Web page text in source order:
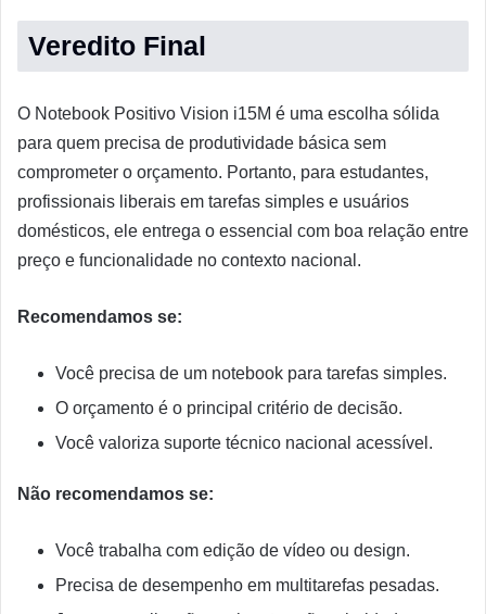
Veredito Final
O Notebook Positivo Vision i15M é uma escolha sólida
para quem precisa de produtividade básica sem
comprometer o orçamento. Portanto, para estudantes,
profissionais liberais em tarefas simples e usuários
domésticos, ele entrega o essencial com boa relação entre
preço e funcionalidade no contexto nacional.
Recomendamos se:
Você precisa de um notebook para tarefas simples.
O orçamento é o principal critério de decisão.
Você valoriza suporte técnico nacional acessível.
Não recomendamos se:
Você trabalha com edição de vídeo ou design.
Precisa de desempenho em multitarefas pesadas.